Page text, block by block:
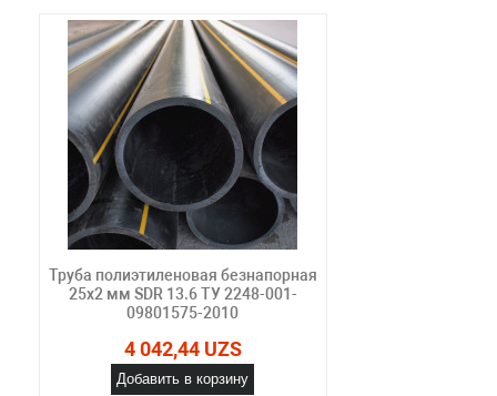
Труба полиэтиленовая безнапорная
25х2 мм SDR 13.6 ТУ 2248-001-
09801575-2010
4 042,44 UZS
Добавить в корзину